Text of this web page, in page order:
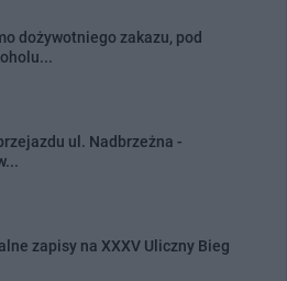
dożywotniego zakazu, pod
ul. Nadbrzeżna -
zapisy na XXXV Uliczny Bieg